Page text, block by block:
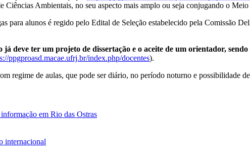
Ciências Ambientais, no seu aspecto mais amplo ou seja conjugando o
alunos é regido pelo Edital de Seleção estabelecido pela Comissão
deve ter um projeto de dissertação e o aceite de um orientador,
ppgproasd.macae.ufrj.br/index.php/docentes).
regime de aulas, que pode ser diário, no período noturno e possibilidade de
em Rio das Ostras
internacional